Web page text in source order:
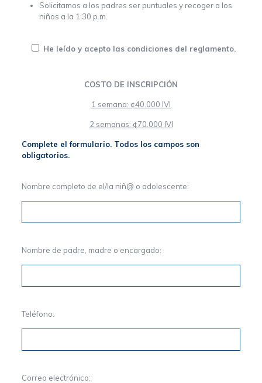
Solicitamos a los padres ser puntuales y recoger a los
niños a la 1:30 p.m.
He leído y acepto las condiciones del reglamento.
COSTO DE INSCRIPCIÓN
1 semana: ¢40.000 IVI
2 semanas: ¢70.000 IVI
Complete el formulario. Todos los campos son
obligatorios.
Nombre completo de el/la niñ@ o adolescente:
Nombre de padre, madre o encargado:
Teléfono:
Correo electrónico: